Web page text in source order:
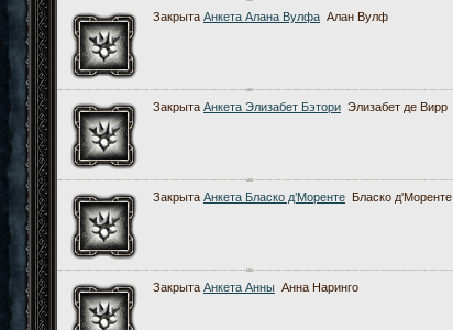
Закрыта Анкета Алана Вулфа Алан Вулф
Закрыта Анкета Элизабет Бэтори Элизабет де Вирр
Закрыта Анкета Бласко д’Моренте Бласко д'Моренте
Закрыта Анкета Анны Анна Наринго